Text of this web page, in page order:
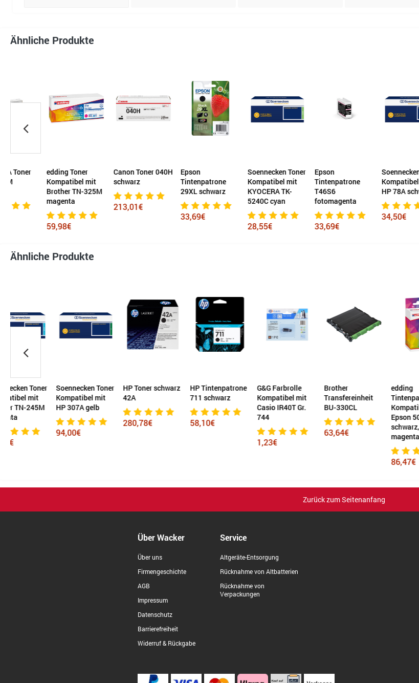
Ähnliche Produkte
edding Toner
Kompatibel mit
Brother TN-325M
magenta
Canon Toner 040H
schwarz
Epson
Tintenpatrone
29XL schwarz
Soennecken Toner
Kompatibel mit
KYOCERA TK-
5240C cyan
Epson
Tintenpatrone
T46S6
fotomagenta
Soennecken Toner
Kompatibel mit
HP 78A schwarz
34,50€
Ähnliche Produkte
Soennecken Toner
Kompatibel mit
HP 307A gelb
94,00€
HP Toner schwarz
42A
280,78€
HP Tintenpatrone
58,10€
G&G Farbrolle
Kompatibel mit
Casio IR40T Gr.
744
Brother
Transfereinheit
BU-330CL
63,64€
Tintenpatrone
Kompatibel mit
Epson 502XL
schwarz, cyan,
magenta, gelb
Zurück zum Seitenanfang
Über Wacker
Über uns
Firmengeschichte
AGB
Impressum
Datenschutz
Barrierefreiheit
Widerruf & Rückgabe
Service
Altgeräte-Entsorgung
Rücknahme von Altbatterien
Rücknahme von
Verpackungen